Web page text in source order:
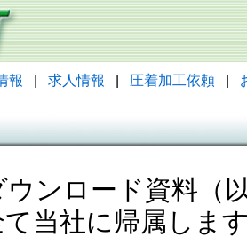
報 求人情報 圧着加工依頼
ウンロード資料（
当社に帰属しま